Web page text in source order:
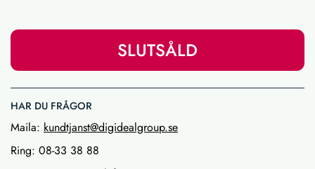
SLUTSÅLD
HAR DU FRÅGOR
Maila: kundtjanst@digidealgroup.se
Ring: 08-33 38 88